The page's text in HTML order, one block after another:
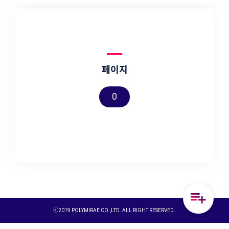
페이지
0
ⓒ2019 POLYMIRAE CO.,LTD. ALL RIGHT RESERVED.